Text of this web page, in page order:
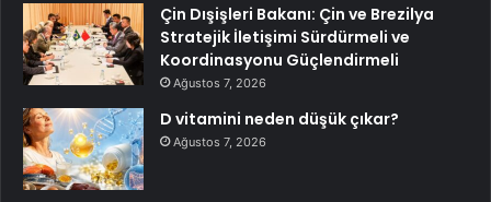
Çin Dışişleri Bakanı: Çin ve Brezilya
Stratejik İletişimi Sürdürmeli ve
Koordinasyonu Güçlendirmeli
Ağustos 7, 2026
D vitamini neden düşük çıkar?
Ağustos 7, 2026